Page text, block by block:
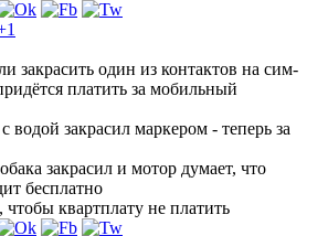
закрасить один из контактов на сим-
платить за мобильный
водой закрасил маркером - теперь за
закрасил и мотор думает, что
бесплатно
чтобы квартплату не платить